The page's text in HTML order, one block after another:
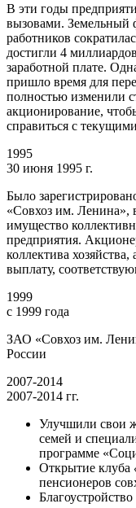
В эти годы
вызовами. Земельный
работников
достигли 4
заработной плате.
пришло время для
полностью изменили
акционирование,
справиться с
1995
30 июня 1995 г.
Было
«Совхоз им. Ленина»,
имущество
предприятия.
коллектива
выплату,
1999
с 1999 года
ЗАО «Совхоз им.
России
2007-2014
2007-2014 гг.
Улучшили свои
семей и
программе
Открытие клуба
пенсионеров